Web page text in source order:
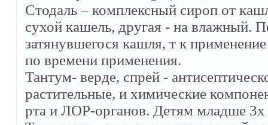
Стодаль – комплексный сироп от
сухой кашель, другая - на влажный.
затянувшегося кашля, т к
по времени применения.
Тантум- верде, спрей -
растительные, и химические
рта и ЛОР-органов. Детям младше 3х